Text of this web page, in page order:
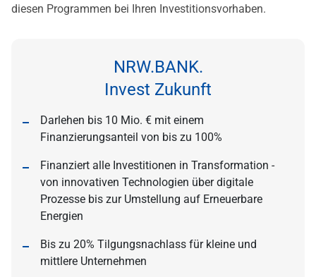
diesen Programmen bei Ihren Investitionsvorhaben.
NRW.BANK.
Invest Zukunft
Darlehen bis 10 Mio. € mit einem
Finanzierungsanteil von bis zu 100%
Finanziert alle Investitionen in Transformation -
von innovativen Technologien über digitale
Prozesse bis zur Umstellung auf Erneuerbare
Energien
Bis zu 20% Tilgungsnachlass für kleine und
mittlere Unternehmen